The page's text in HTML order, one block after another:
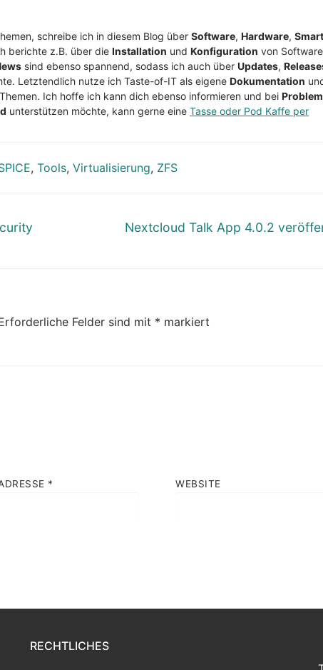
schreibe ich in diesem Blog über Software, Hardware, Smart
berichte z.B. über die Installation und Konfiguration von
sind ebenso spannend, sodass ich auch über Updates,
Letztendlich nutze ich Taste-of-IT als eigene Dokumentation
Ich hoffe ich kann dich ebenso informieren und bei
unterstützen möchte, kann gerne eine Tasse oder Pod Kaffe per
, Tools, Virtualisierung, ZFS
Nächster
Nextcloud Talk App 4.0.2
Felder sind mit * markiert
* WEBSITE
RECHTLICHES